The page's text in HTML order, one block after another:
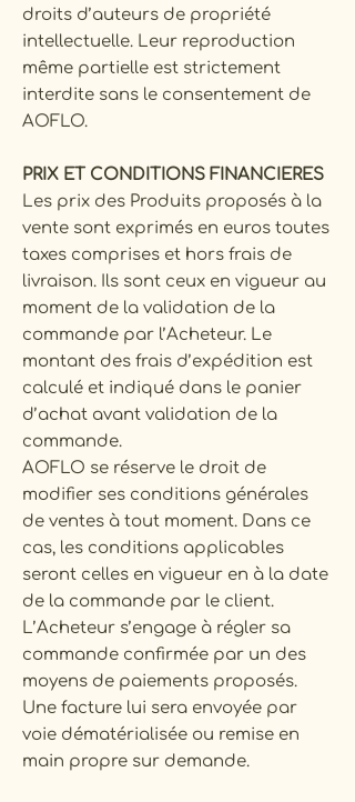
droits d’auteurs de propriété
intellectuelle. Leur reproduction
même partielle est strictement
interdite sans le consentement de
AOFLO.
PRIX ET CONDITIONS FINANCIERES
Les prix des Produits proposés à la
vente sont exprimés en euros toutes
taxes comprises et hors frais de
livraison. Ils sont ceux en vigueur au
moment de la validation de la
commande par l’Acheteur. Le
montant des frais d’expédition est
calculé et indiqué dans le panier
d’achat avant validation de la
commande.
AOFLO se réserve le droit de
modifier ses conditions générales
de ventes à tout moment. Dans ce
cas, les conditions applicables
seront celles en vigueur en à la date
de la commande par le client.
L’Acheteur s’engage à régler sa
commande confirmée par un des
moyens de paiements proposés.
Une facture lui sera envoyée par
voie dématérialisée ou remise en
main propre sur demande.